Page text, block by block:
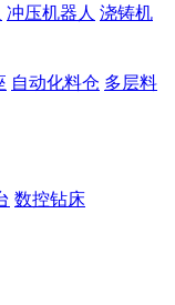
冲压机器人 浇铸机
自动化料仓 多层料
数控钻床